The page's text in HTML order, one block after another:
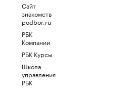
Сайт
знакомств
podbor.ru
РБК
Компании
РБК Курсы
Школа
управления
РБК